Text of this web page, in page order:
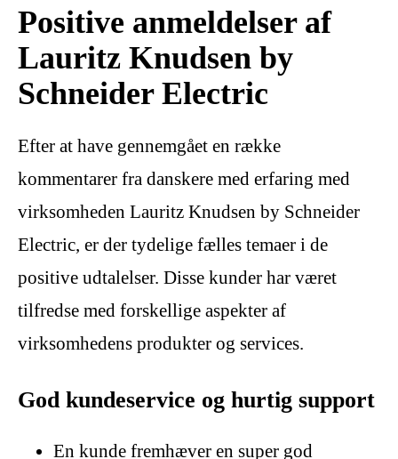
Positive anmeldelser af
Lauritz Knudsen by
Schneider Electric
Efter at have gennemgået en række
kommentarer fra danskere med erfaring med
virksomheden Lauritz Knudsen by Schneider
Electric, er der tydelige fælles temaer i de
positive udtalelser. Disse kunder har været
tilfredse med forskellige aspekter af
virksomhedens produkter og services.
God kundeservice og hurtig support
En kunde fremhæver en super god